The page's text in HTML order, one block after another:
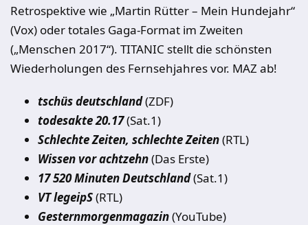
Retrospektive wie „Martin Rütter – Mein Hundejahr“
(Vox) oder totales Gaga-Format im Zweiten
(„Menschen 2017“). TITANIC stellt die schönsten
Wiederholungen des Fernsehjahres vor. MAZ ab!
tschüs deutschland(ZDF)
todesakte 20.17(Sat.1)
Schlechte Zeiten, schlechte Zeiten(RTL)
Wissen vor achtzehn(Das Erste)
17 520 Minuten Deutschland(Sat.1)
VT legeipS(RTL)
Gesternmorgenmagazin(YouTube)